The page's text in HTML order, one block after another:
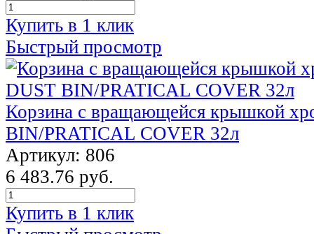
Купить в 1 клик
Быстрый просмотр
Корзина с вращающейся крышкой
BIN/PRATICAL COVER 32л
Артикул: 806
6 483.76 руб.
Купить в 1 клик